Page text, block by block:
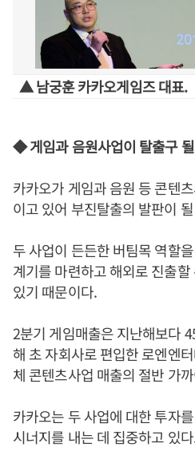
▲ 남궁훈 카카오게임즈 대표.
◆ 게임과 음원사업이 탈출구
카카오가 게임과 음원 등 콘텐
이고 있어 부진탈출의 발판이
두 사업이 든든한 버팀목 역할
계기를 마련하고 해외로 진출
있기 때문이다.
2분기 게임매출은 지난해보다
해 초 자회사로 편입한 로엔엔
체 콘텐츠사업 매출의 절반 가
카카오는 두 사업에 대한 투자
시너지를 내는 데 집중하고 있